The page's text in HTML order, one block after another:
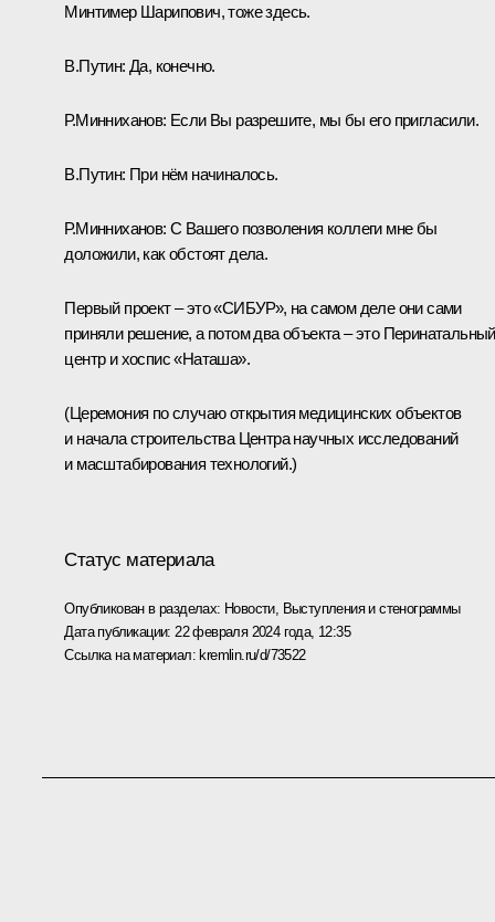
Минтимер Шарипович, тоже здесь.
В.Путин: Да, конечно.
Р.Минниханов: Если Вы разрешите, мы бы его пригласили.
В.Путин: При нём начиналось.
Р.Минниханов: С Вашего позволения коллеги мне бы
доложили, как обстоят дела.
Первый проект – это «СИБУР», на самом деле они сами
приняли решение, а потом два объекта – это Перинатальный
центр и хоспис «Наташа».
(Церемония по случаю открытия медицинских объектов
и начала строительства Центра научных исследований
и масштабирования технологий.)
Статус материала
Опубликован в разделах: Новости, Выступления и стенограммы
Дата публикации: 22 февраля 2024 года, 12:35
Ссылка на материал: kremlin.ru/d/73522